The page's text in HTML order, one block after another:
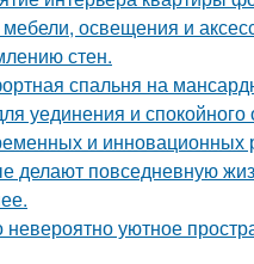
мебели, освещения и
стен.
спальня на
уединения и спокойного
и инновационных
делают повседневную
уютное